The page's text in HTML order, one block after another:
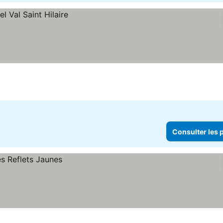
Consulter les